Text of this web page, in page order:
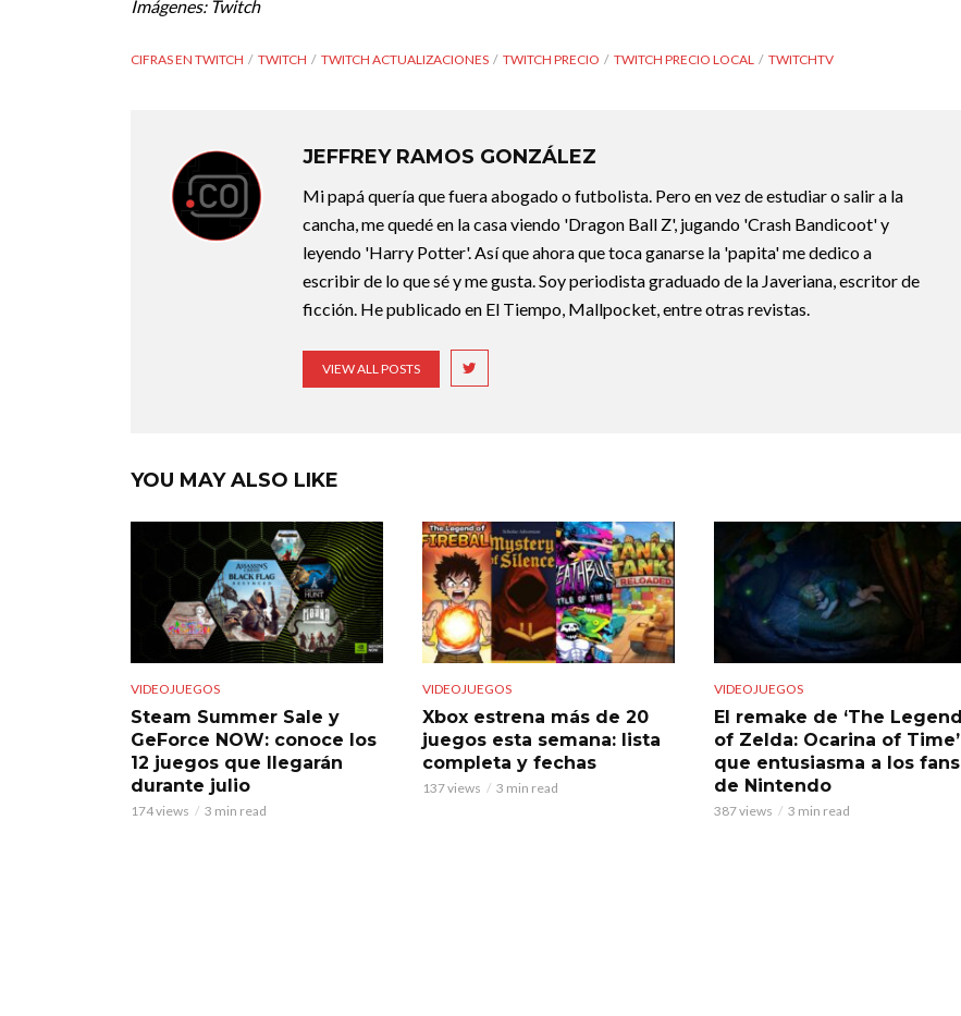
Imágenes: Twitch
CIFRAS EN TWITCH TWITCH TWITCH ACTUALIZACIONES TWITCH PRECIO TWITCH PRECIO LOCAL TWITCHTV
JEFFREY RAMOS GONZÁLEZ
Mi papá quería que fuera abogado o futbolista. Pero en vez de estudiar o salir a la
cancha, me quedé en la casa viendo 'Dragon Ball Z', jugando 'Crash Bandicoot' y
leyendo 'Harry Potter'. Así que ahora que toca ganarse la 'papita' me dedico a
escribir de lo que sé y me gusta. Soy periodista graduado de la Javeriana, escritor de
ficción. He publicado en El Tiempo, Mallpocket, entre otras revistas.
VIEW ALL POSTS
YOU MAY ALSO LIKE
VIDEOJUEGOS
Steam Summer Sale y
GeForce NOW: conoce los
12 juegos que llegarán
durante julio
174 views 3 min read
VIDEOJUEGOS
Xbox estrena más de 20
juegos esta semana: lista
completa y fechas
137 views 3 min read
VIDEOJUEGOS
El remake de ‘The Legend
of Zelda: Ocarina of Time’
que entusiasma a los fans
de Nintendo
387 views 3 min read